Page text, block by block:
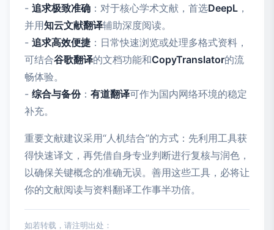
- 追求极致准确 ：对于核心学术文献，首选DeepL ，
并用知云文献翻译辅助深度阅读。
- 追求高效便捷 ：日常快速浏览或处理多格式资料，
可结合谷歌翻译的文档功能和CopyTranslator的流
畅体验。
- 综合与备份： 有道翻译可作为国内网络环境的稳定
补充。
重要文献建议采用“人机结合”的方式：先利用工具获
得快速译文，再凭借自身专业判断进行复核与润色，
以确保关键概念的准确无误。善用这些工具，必将让
你的文献阅读与资料翻译工作事半功倍。
如若转载，请注明出处：